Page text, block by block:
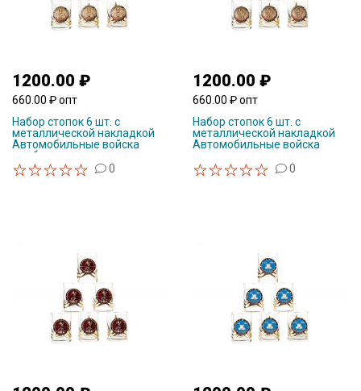
1200.00 ₽
660.00 ₽ опт
Набор стопок 6 шт. с
металлической накладкой
Автомобильные войска
ст.обр.
0
1200.00 ₽
660.00 ₽ опт
Набор стопок 6 шт. с
металлической накладкой
Автомобильные войска
0